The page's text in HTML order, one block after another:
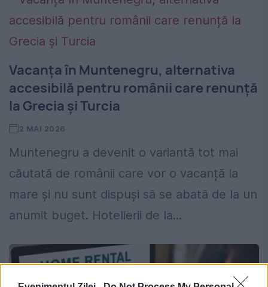
Vacanța în Muntenegru, alternativa
accesibilă pentru românii care renunță
la Grecia și Turcia
2 MAI 2026
Muntenegru a devenit o variantă tot mai
căutată de românii care vor o vacanță la
mare și nu sunt dispuși să se abată de la un
anumit buget. Hotelierii de la...